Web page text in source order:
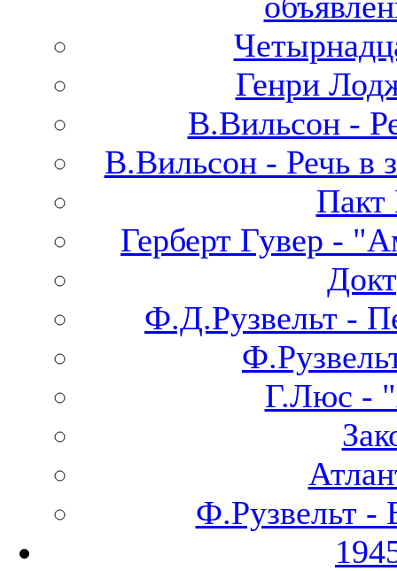
Генри
В.Вильсон -
В.Вильсон - Речь в
Пакт
Герберт Гувер -
Ф.Д.Рузвельт -
Г.Люс -
Ф.Рузвельт -